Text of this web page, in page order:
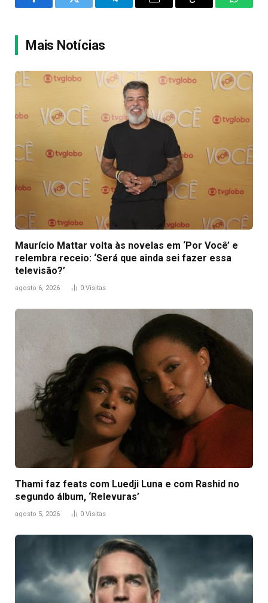
FacebookTwitter TelegramEmail
Copy
Mais Notícias
Maurício Mattar volta às novelas em ‘Por Você’ e
relembra receio: ‘Será que ainda sei fazer essa
televisão?’
agosto 6, 2026 0 Visitas
Thami faz feats com Luedji Luna e com Rashid no
segundo álbum, ‘Relevuras’
agosto 5, 2026 0 Visitas